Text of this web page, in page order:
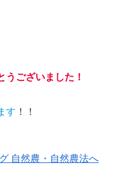
うございました！
す ！！